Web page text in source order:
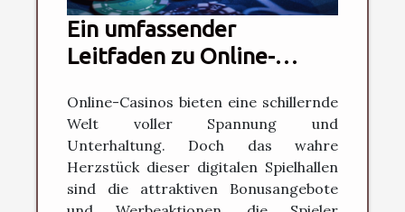
Ein umfassender
Leitfaden zu Online-
Werbeaktionen
Online-Casinos bieten eine schillernde
Welt voller Spannung und
Unterhaltung. Doch das wahre
Herzstück dieser digitalen Spielhallen
sind die attraktiven Bonusangebote